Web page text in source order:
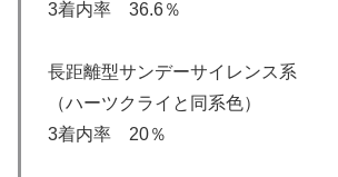
3着内率 36.6％
長距離型サンデーサイレンス系
（ハーツクライと同系色）
3着内率 20％